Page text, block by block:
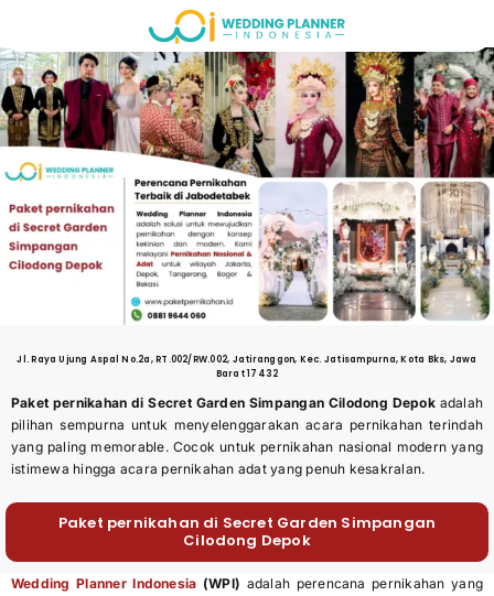
to
content
Jl. Raya Ujung Aspal No.2a, RT.002/RW.002, Jatiranggon, Kec. Jatisampurna, Kota Bks, Jawa
Barat 17432
Paket pernikahan di Secret Garden Simpangan Cilodong Depok adalah
pilihan sempurna untuk menyelenggarakan acara pernikahan terindah
yang paling memorable. Cocok untuk pernikahan nasional modern yang
istimewa hingga acara pernikahan adat yang penuh kesakralan.
Paket pernikahan di Secret Garden Simpangan
Cilodong Depok
Wedding Planner Indonesia (WPI) adalah perencana pernikahan yang